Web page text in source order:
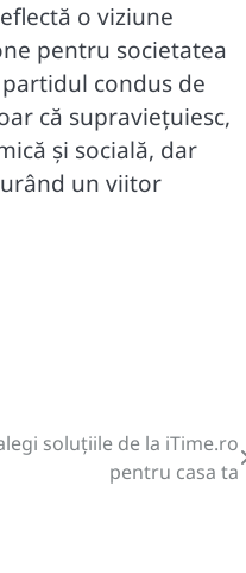
o viziune
pentru societatea
condus de
că supraviețuiesc,
și socială, dar
un viitor
soluțiile de la iTime.ro
pentru casa ta